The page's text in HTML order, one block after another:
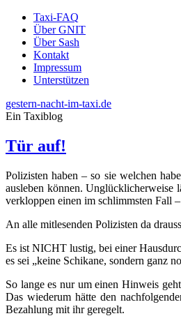
Taxi-FAQ
Über GNIT
Über Sash
Kontakt
Impressum
Unterstützen
gestern-nacht-im-taxi.de
Ein Taxiblog
Tür auf!
Polizisten haben – so sie welchen
ausleben können. Unglücklicherweise
verkloppen einen im schlimmsten Fall
An alle mitlesenden Polizisten da
Es ist NICHT lustig, bei einer
es sei „keine Schikane, sondern ganz
So lange es nur um einen Hinweis
Das wiederum hätte den
Bezahlung mit ihr geregelt.